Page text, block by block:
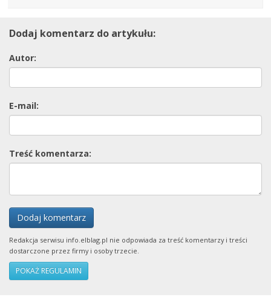
Dodaj komentarz do artykułu:
Autor:
E-mail:
Treść komentarza:
Dodaj komentarz
Redakcja serwisu info.elblag.pl nie odpowiada za treść komentarzy i treści
dostarczone przez firmy i osoby trzecie.
POKAŻ REGULAMIN